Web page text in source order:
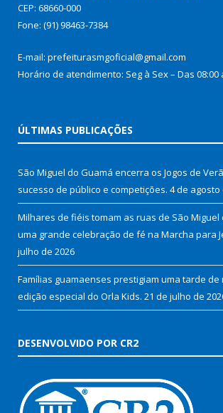
CEP: 68660-000
Fone: (91) 98463-7384
E-mail: prefeiturasmgoficial@gmail.com
Horário de atendimento: Seg à Sex – Das 08:00
ÚLTIMAS PUBLICAÇÕES
São Miguel do Guamá encerra os Jogos de
sucesso de público e competições. 4 de agosto
Milhares de fiéis tomam as ruas de São Miguel
uma grande celebração de fé na Marcha para
julho de 2026
Famílias guamaenses prestigiam uma tarde de
edição especial do Orla Kids. 21 de julho de
DESENVOLVIDO POR CR2